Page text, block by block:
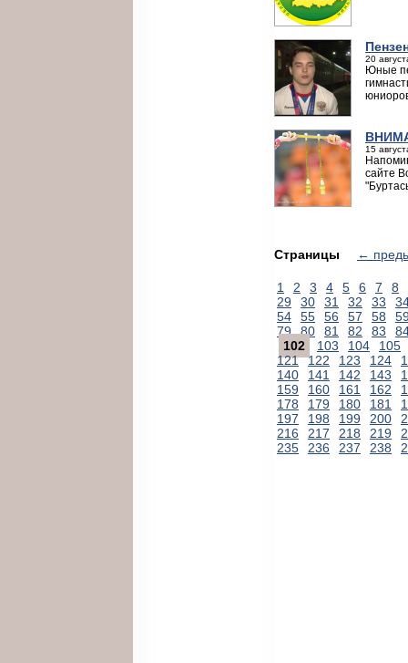
20
Юные
15
сайте
Страницы ←
1 2 3 4 5 6 7
8
29
30 31 32 33
54
55 56 57 58
79
80 81 82 83
102
103 104
105
121
122 123 124
140
141 142 143
159
160 161 162
178
179 180 181
197
198 199 200
216
217 218 219
235
236 237 238